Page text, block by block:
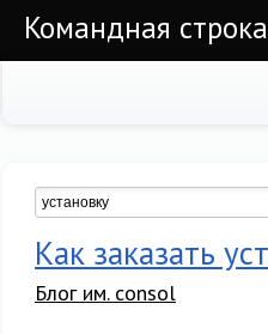
Командная
Как заказать
Блог им. consol